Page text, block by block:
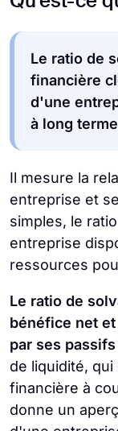
Le ratio de
financière
d'une
à long
Il mesure la
entreprise et
simples, le
entreprise
ressources
Le ratio de
bénéfice net
par ses
de liquidité,
financière à
donne un